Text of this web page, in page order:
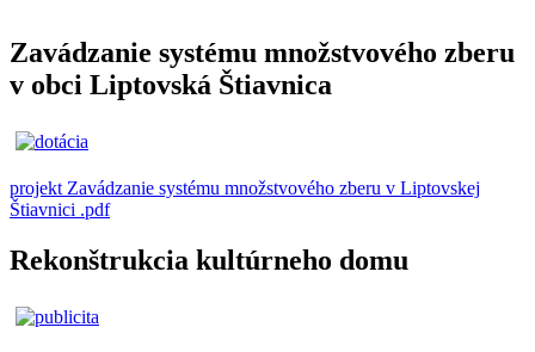
Zavádzanie systému množstvového zberu
v obci Liptovská Štiavnica
projekt Zavádzanie systému množstvového zberu v Liptovskej
Štiavnici .pdf
Rekonštrukcia kultúrneho domu